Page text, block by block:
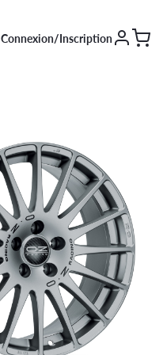
Connexion/Inscription